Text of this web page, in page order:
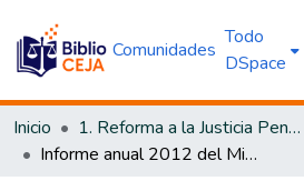
Comunidades
Todo
DSpace
Inicio 1. Reforma a la Justicia Penal
Informe anual 2012 del Ministerio Público Fiscal Argentina